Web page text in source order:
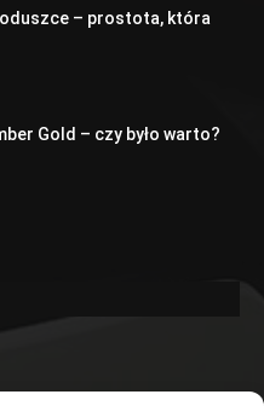
– prostota, która
Gold – czy było warto?